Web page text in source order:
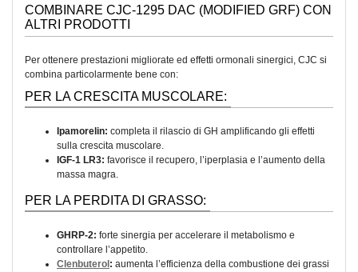
COMBINARE CJC-1295 DAC (MODIFIED GRF) CON
ALTRI PRODOTTI
Per ottenere prestazioni migliorate ed effetti ormonali sinergici, CJC si
combina particolarmente bene con:
PER LA CRESCITA MUSCOLARE:
Ipamorelin: completa il rilascio di GH amplificando gli effetti
sulla crescita muscolare.
IGF-1 LR3: favorisce il recupero, l’iperplasia e l’aumento della
massa magra.
PER LA PERDITA DI GRASSO:
GHRP-2: forte sinergia per accelerare il metabolismo e
controllare l’appetito.
Clenbuterol : aumenta l’efficienza della combustione dei grassi